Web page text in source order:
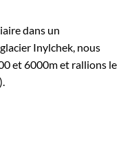
dans un
Inylchek, nous
et 6000m et rallions le